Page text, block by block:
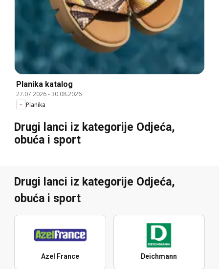
Planika katalog
27.07.2026-30.08.2026
Planika
Drugi lanci iz kategorije Odjeća,
obuća i sport
Drugi lanci iz kategorije Odjeća,
obuća i sport
Azel France Deichmann